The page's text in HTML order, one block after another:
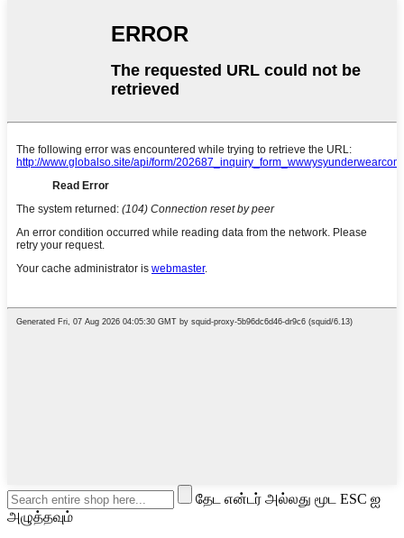
தேட என்டர் அல்லது மூட ESC ஐ
அழுத்தவும்